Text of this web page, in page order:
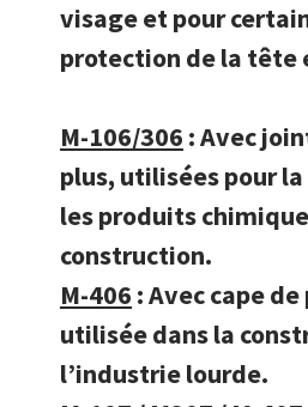
visage et pour
protection de la tête
M-106/306 : Avec
plus, utilisées pour
les produits
construction.
M-406 : Avec cape
utilisée dans la
l’industrie lourde.